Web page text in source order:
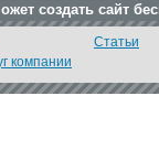
создать сайт
компании
Статьи